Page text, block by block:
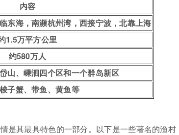
内容
东海，南濒杭州湾，西接宁波，北靠上海
1.5万平方公里
约580万人
山、嵊泗四个区和一个群岛新区
子蟹、带鱼、黄鱼等
是其最具特色的一部分。以下是一些著名的渔村